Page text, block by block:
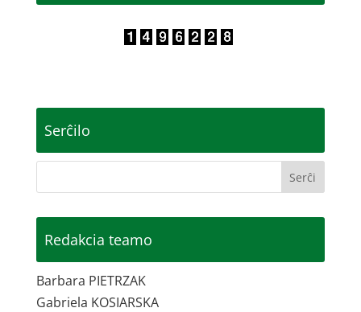
Serĉilo
Redakcia teamo
Barbara PIETRZAK
Gabriela KOSIARSKA